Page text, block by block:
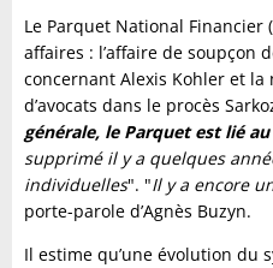
Le Parquet National Financier
affaires : l’affaire de soupçon
concernant Alexis Kohler et la
d’avocats dans le procès
générale, le Parquet est lié
supprimé il y a quelques
individuelles". "Il y a encore
porte-parole d’Agnès Buzyn.
Il estime qu’une évolution du